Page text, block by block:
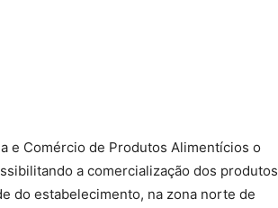
e Comércio de Produtos Alimentícios o
a comercialização dos produtos
do estabelecimento, na zona norte de